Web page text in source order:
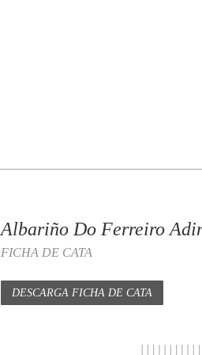
Albariño Do Ferreiro
FICHA DE CATA
DESCARGA FICHA DE CATA